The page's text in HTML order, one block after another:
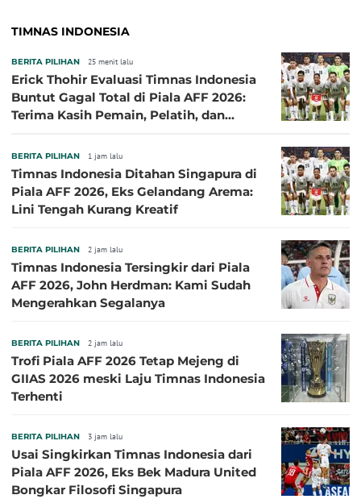
TIMNAS INDONESIA
BERITA PILIHAN 25 menit lalu
Erick Thohir Evaluasi Timnas Indonesia
Buntut Gagal Total di Piala AFF 2026:
Terima Kasih Pemain, Pelatih, dan
BERITA PILIHAN 1 jam lalu
Timnas Indonesia Ditahan Singapura di
Piala AFF 2026, Eks Gelandang Arema:
Lini Tengah Kurang Kreatif
BERITA PILIHAN 2 jam lalu
Timnas Indonesia Tersingkir dari Piala
AFF 2026, John Herdman: Kami Sudah
Mengerahkan Segalanya
BERITA PILIHAN 2 jam lalu
Trofi Piala AFF 2026 Tetap Mejeng di
GIIAS 2026 meski Laju Timnas Indonesia
Terhenti
BERITA PILIHAN 3 jam lalu
Usai Singkirkan Timnas Indonesia dari
Piala AFF 2026, Eks Bek Madura United
Bongkar Filosofi Singapura